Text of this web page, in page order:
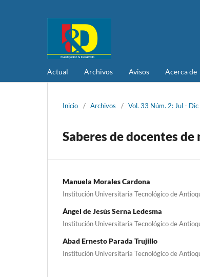
Actual Archivos Avisos Acerca de
Inicio / Archivos / Vol. 33 Núm. 2: Jul -
Saberes de docentes
Manuela Morales Cardona
Institución Universitaria Tecnológico de
Ángel de Jesús Serna Ledesma
Institución Universitaria Tecnológico de
Abad Ernesto Parada Trujillo
Institución Universitaria Tecnológico de